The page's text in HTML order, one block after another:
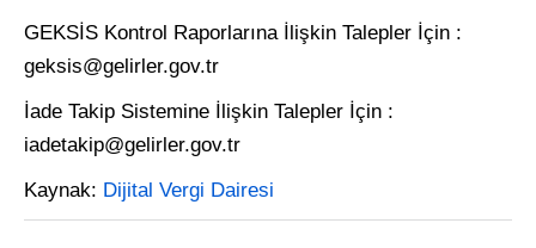
GEKSİS Kontrol Raporlarına İlişkin Talepler İçin :
geksis@gelirler.gov.tr
İade Takip Sistemine İlişkin Talepler İçin :
iadetakip@gelirler.gov.tr
Kaynak: Dijital Vergi Dairesi